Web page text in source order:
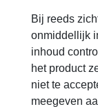
Bij reeds
onmiddellijk
inhoud
het product
niet te
meegeven